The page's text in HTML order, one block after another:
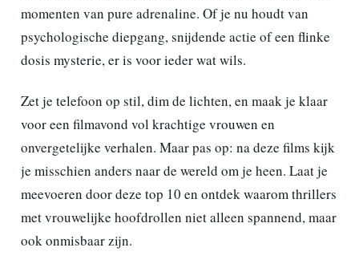
momenten van pure adrenaline. Of je nu houdt van
psychologische diepgang, snijdende actie of een flinke
dosis mysterie, er is voor ieder wat wils.
Zet je telefoon op stil, dim de lichten, en maak je klaar
voor een filmavond vol krachtige vrouwen en
onvergetelijke verhalen. Maar pas op: na deze films kijk
je misschien anders naar de wereld om je heen. Laat je
meevoeren door deze top 10 en ontdek waarom thrillers
met vrouwelijke hoofdrollen niet alleen spannend, maar
ook onmisbaar zijn.